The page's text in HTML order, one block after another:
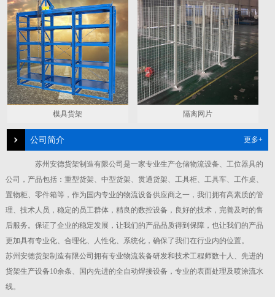
模具货架 隔离网片
更多+
公司简介
苏州安德货架制造有限公司是一家专业生产仓储物流设备、工位器具的
公司，产品包括：重型货架、中型货架、贯通货架、工具柜、工具车、工作桌、
置物柜、零件箱等，作为国内专业的物流设备供应商之一，我们拥有高素质的管
理、技术人员，稳定的员工群体，精良的数控设备，良好的技术，完善及时的售
后服务。保证了企业的稳定发展，让我们的产品品质得到保障，也让我们的产品
更加具有专业化、合理化、人性化、系统化，确保了我们在行业内的位置。
苏州安德货架制造有限公司拥有专业物流装备研发和技术工程师数十人、先进的
货架生产设备10余条、国内先进的全自动焊接设备，专业的表面处理及喷涂流水
线。